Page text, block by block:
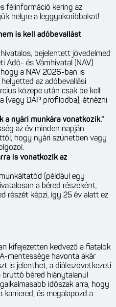
félinformáció kering az
helyre a leggyakoribbakat!
is kell adóbevallást
bejelentett jövedelmed
Adó- és Vámhivatal (NAV)
hogy a NAV 2026-ban is
az adóbevallási
közepe után csak be kell
(vagy DÁP profilodba), átnézni
a nyári munkára vonatkozik."
az év minden napján
hogy nyári szünetben vagy
is vonatkozik az
(például egy
a béred részeként,
részét képzi, így 25 év alatt ez
kifejezetten kedvező a fiatalok
mentessége havonta akár
is jelenthet, a diákszövetkezeti
béred hiánytalanul
időszak arra, hogy
és megalapozd a